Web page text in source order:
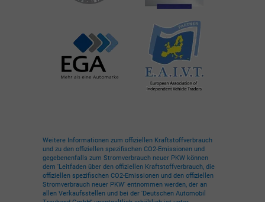
Weitere Informationen zum offiziellen Kraftstoffverbrauch
und zu den offiziellen spezifischen CO2-Emissionen und
gegebenenfalls zum Stromverbrauch neuer PKW können
dem 'Leitfaden über den offiziellen Kraftstoffverbrauch, die
offiziellen spezifischen CO2-Emissionen und den offiziellen
Stromverbrauch neuer PKW' entnommen werden, der an
allen Verkaufsstellen und bei der 'Deutschen Automobil